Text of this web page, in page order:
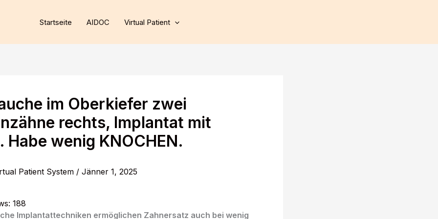
Startseite AIDOC Virtual Patient
im Oberkiefer zwei
rechts, Implantat mit
Habe wenig KNOCHEN.
Patient System / Jänner 1, 2025
188
Implantattechniken ermöglichen Zahnersatz auch bei wenig